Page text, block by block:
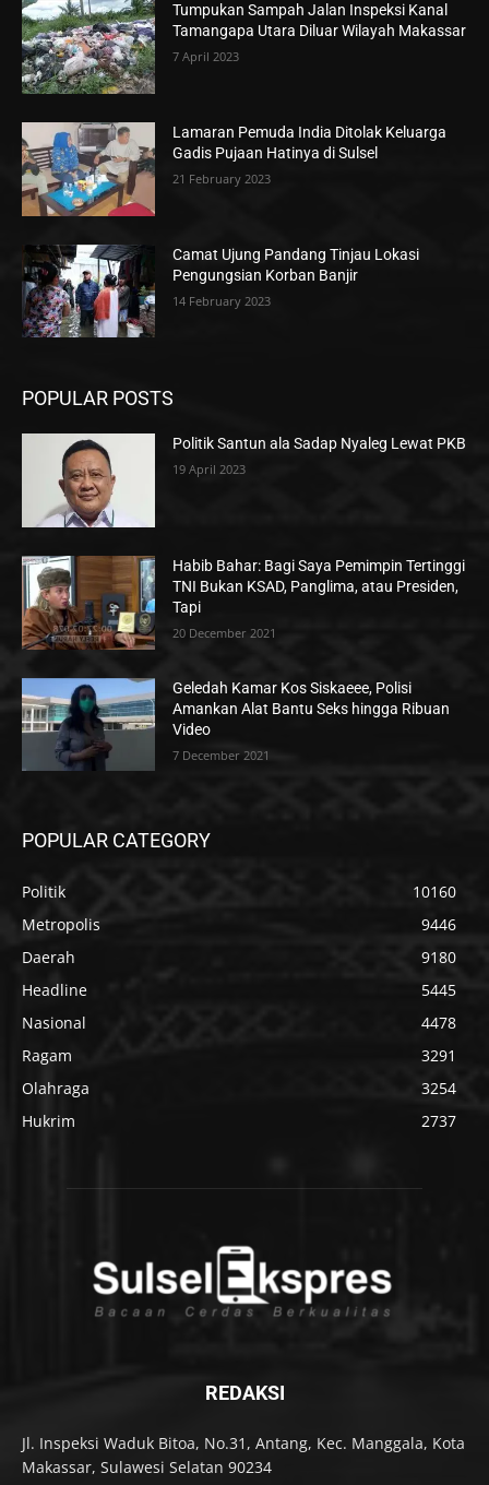
Tumpukan Sampah Jalan Inspeksi Kanal
Tamangapa Utara Diluar Wilayah Makassar
7 April 2023
Lamaran Pemuda India Ditolak Keluarga
Gadis Pujaan Hatinya di Sulsel
21 February 2023
Camat Ujung Pandang Tinjau Lokasi
Pengungsian Korban Banjir
14 February 2023
POPULAR POSTS
Politik Santun ala Sadap Nyaleg Lewat PKB
19 April 2023
Habib Bahar: Bagi Saya Pemimpin Tertinggi
TNI Bukan KSAD, Panglima, atau Presiden,
Tapi
20 December 2021
Geledah Kamar Kos Siskaeee, Polisi
Amankan Alat Bantu Seks hingga Ribuan
Video
7 December 2021
POPULAR CATEGORY
Politik
10160
Metropolis
9446
Daerah
9180
Headline
5445
Nasional
4478
Ragam
3291
Olahraga
3254
Hukrim
2737
REDAKSI
Jl. Inspeksi Waduk Bitoa, No.31, Antang, Kec. Manggala, Kota
Makassar, Sulawesi Selatan 90234